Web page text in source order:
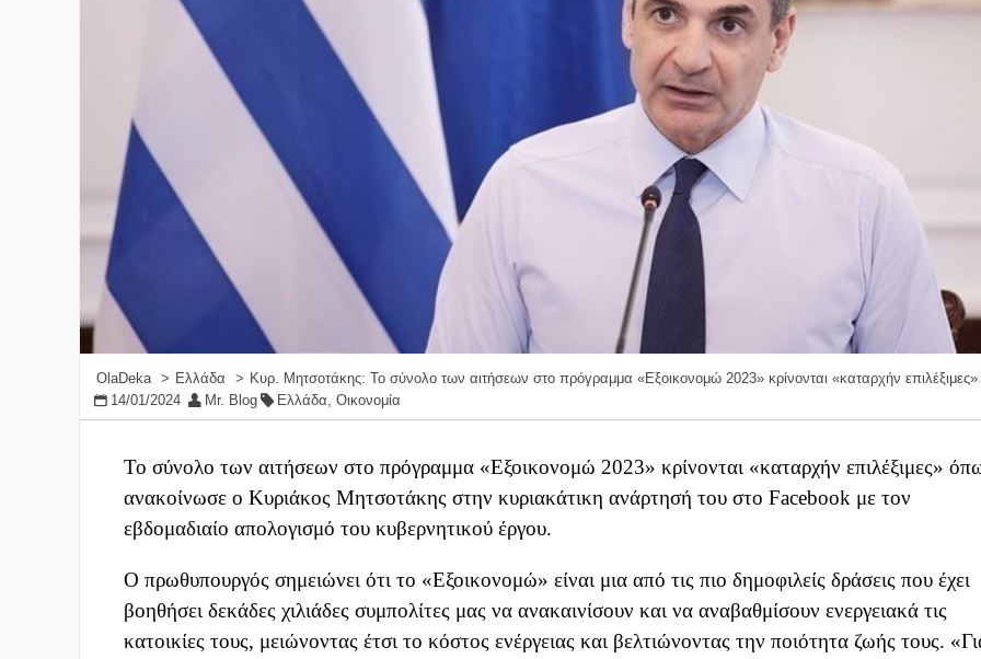
OlaDeka Ελλάδα
Κυρ. Μητσοτάκης: Το σύνολο των αιτήσεων στο πρόγραμμα «Εξοικονομώ 2023» κρίνονται «καταρχήν επιλέξιμες»
14/01/2024
Mr. Blog Ελλάδα, Οικονομία
Το σύνολο των αιτήσεων στο πρόγραμμα «Εξοικονομώ 2023» κρίνονται «καταρχήν επιλέξιμες»
ανακοίνωσε ο Κυριάκος Μητσοτάκης στην κυριακάτικη ανάρτησή του στο Facebook με τον
εβδομαδιαίο απολογισμό του κυβερνητικού έργου.
Ο πρωθυπουργός σημειώνει ότι το «Εξοικονομώ» είναι μια από τις πιο δημοφιλείς δράσεις που έχει
βοηθήσει δεκάδες χιλιάδες συμπολίτες μας να ανακαινίσουν και να αναβαθμίσουν ενεργειακά τις
κατοικίες τους, μειώνοντας έτσι το κόστος ενέργειας και βελτιώνοντας την ποιότητα ζωής τους.